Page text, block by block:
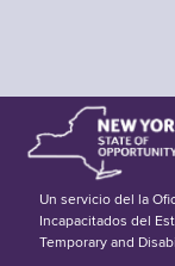
Un servicio del la
Incapacitados del
Temporary and